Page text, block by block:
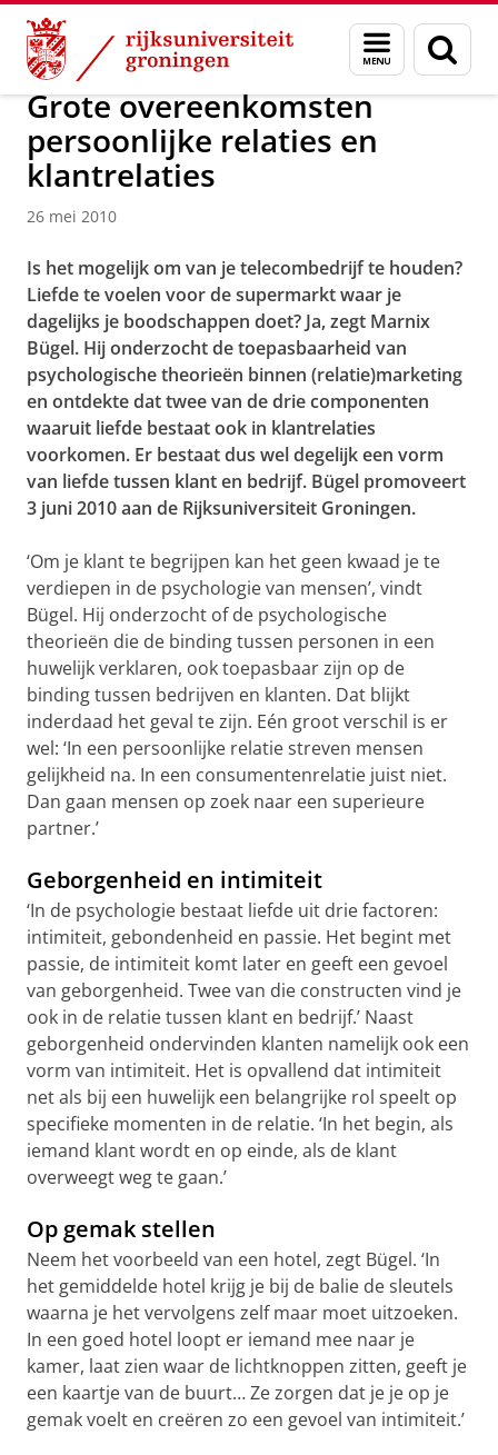
Skip
Content
Skip
Navigation
Menu
en
zoeken
Over ons Actueel Nieuws Nieuwsberichten
Grote overeenkomsten
persoonlijke relaties en
klantrelaties
26 mei 2010
Is het mogelijk om van je telecombedrijf te houden?
Liefde te voelen voor de supermarkt waar je
dagelijks je boodschappen doet? Ja, zegt Marnix
Bügel. Hij onderzocht de toepasbaarheid van
psychologische theorieën binnen (relatie)marketing
en ontdekte dat twee van de drie componenten
waaruit liefde bestaat ook in klantrelaties
voorkomen. Er bestaat dus wel degelijk een vorm
van liefde tussen klant en bedrijf. Bügel promoveert
3 juni 2010 aan de Rijksuniversiteit Groningen.
‘Om je klant te begrijpen kan het geen kwaad je te
verdiepen in de psychologie van mensen’, vindt
Bügel. Hij onderzocht of de psychologische
theorieën die de binding tussen personen in een
huwelijk verklaren, ook toepasbaar zijn op de
binding tussen bedrijven en klanten. Dat blijkt
inderdaad het geval te zijn. Eén groot verschil is er
wel: ‘In een persoonlijke relatie streven mensen
gelijkheid na. In een consumentenrelatie juist niet.
Dan gaan mensen op zoek naar een superieure
partner.’
Geborgenheid en intimiteit
‘In de psychologie bestaat liefde uit drie factoren:
intimiteit, gebondenheid en passie. Het begint met
passie, de intimiteit komt later en geeft een gevoel
van geborgenheid. Twee van die constructen vind je
ook in de relatie tussen klant en bedrijf.’ Naast
geborgenheid ondervinden klanten namelijk ook een
vorm van intimiteit. Het is opvallend dat intimiteit
net als bij een huwelijk een belangrijke rol speelt op
specifieke momenten in de relatie. ‘In het begin, als
iemand klant wordt en op einde, als de klant
overweegt weg te gaan.’
Op gemak stellen
Neem het voorbeeld van een hotel, zegt Bügel. ‘In
het gemiddelde hotel krijg je bij de balie de sleutels
waarna je het vervolgens zelf maar moet uitzoeken.
In een goed hotel loopt er iemand mee naar je
kamer, laat zien waar de lichtknoppen zitten, geeft je
een kaartje van de buurt… Ze zorgen dat je je op je
gemak voelt en creëren zo een gevoel van intimiteit.’